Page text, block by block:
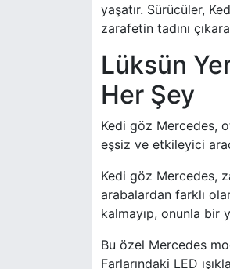
yaşatır. Sürücüler,
zarafetin tadını
Lüksün
Her Şey
Kedi göz Mercedes,
eşsiz ve etkileyici
Kedi göz Mercedes,
arabalardan farklı
kalmayıp, onunla bir
Bu özel Mercedes
Farlarındaki LED